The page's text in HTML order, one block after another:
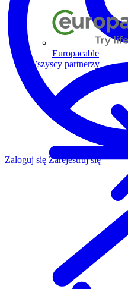
Europacable
Wszyscy partnerzy
Zaloguj się Zarejestruj się